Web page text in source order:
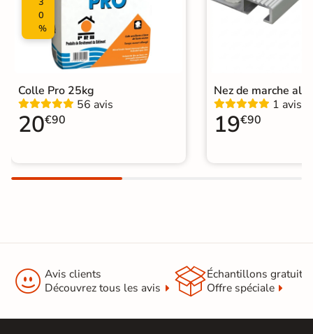
0
%
Colle Pro 25kg
56 avis
20€90
Nez de marche
1 avis
19€90
 Avis clients
Découvrez tous les avis
Échantillons gratuit
Offre spéciale